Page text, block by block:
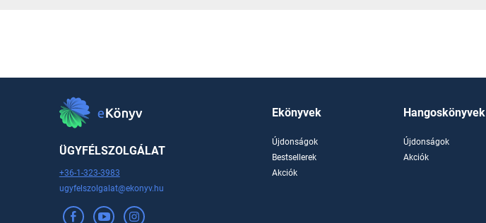
ÜGYFÉLSZOLGÁLAT
+36-1-323-3983
ugyfelszolgalat@ekonyv.hu
Ekönyvek
Újdonságok
Bestsellerek
Akciók
Hangoskönyvek
Újdonságok
Akciók